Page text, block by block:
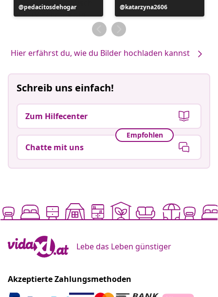
Beitrag
veröffentlicht
pedacitosdehogar
Beitrag
veröffentlicht
von
katarzyna2606
Hier erfährst du, wie du Bilder hochladen kannst
Schreib uns einfach!
Zum Hilfecenter
Empfohlen
Chatte mit uns
Lebe das Leben günstiger
Akzeptierte Zahlungsmethoden